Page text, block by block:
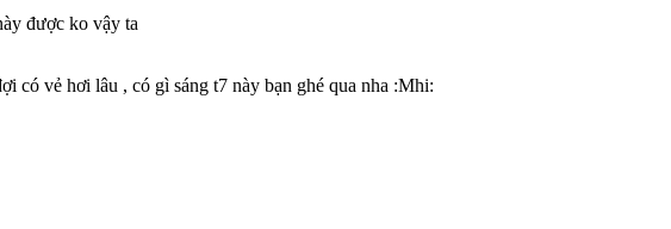
được ko vậy ta
có vẻ hơi lâu , có gì sáng t7 này bạn ghé qua nha :Mhi: